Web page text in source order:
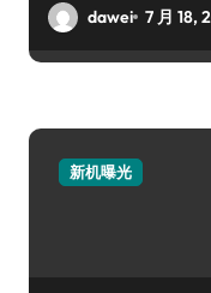
dawei 7 月 18,
新机曝光